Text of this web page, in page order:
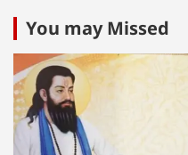
You may Missed